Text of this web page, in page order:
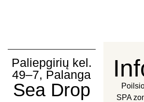
Paliepgirių kel.
49–7, Palanga
Sea Drop
SPA